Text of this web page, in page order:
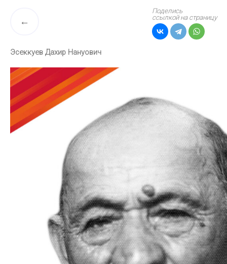
Поделись
ссылкой на страницу
Эсеккуев Дахир Нануович